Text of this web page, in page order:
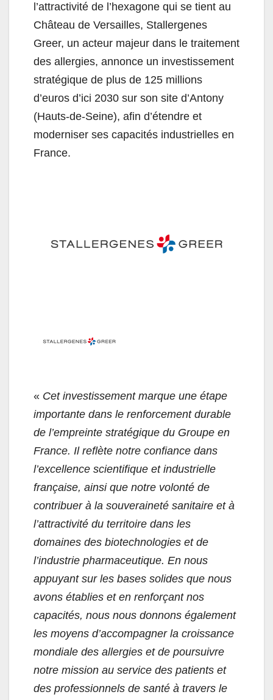
l’attractivité de l’hexagone qui se tient au
Château de Versailles, Stallergenes
Greer, un acteur majeur dans le traitement
des allergies, annonce un investissement
stratégique de plus de 125 millions
d’euros d’ici 2030 sur son site d’Antony
(Hauts-de-Seine), afin d’étendre et
moderniser ses capacités industrielles en
France.
« Cet investissement marque une étape
importante dans le renforcement durable
de l’empreinte stratégique du Groupe en
France. Il reflète notre confiance dans
l’excellence scientifique et industrielle
française, ainsi que notre volonté de
contribuer à la souveraineté sanitaire et à
l’attractivité du territoire dans les
domaines des biotechnologies et de
l’industrie pharmaceutique. En nous
appuyant sur les bases solides que nous
avons établies et en renforçant nos
capacités, nous nous donnons également
les moyens d’accompagner la croissance
mondiale des allergies et de poursuivre
notre mission au service des patients et
des professionnels de santé à travers le